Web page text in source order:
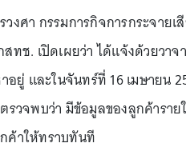
ศา กรรมการกิจการกระจาย
ช. เปิดเผยว่า ได้แจ้งด้วยวา
ยู่ และในจันทร์ที่ 16 เมษายน
รวจพบว่า มีข้อมูลของลูกค้าร
ค้าให้ทราบทันที